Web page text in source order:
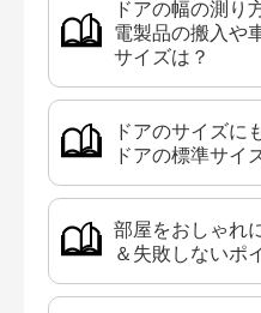
ドアの幅の測
電製品の搬入や
サイズは？
ドアのサイズに
ドアの標準サイ
部屋をおしゃれ
＆失敗しないポ